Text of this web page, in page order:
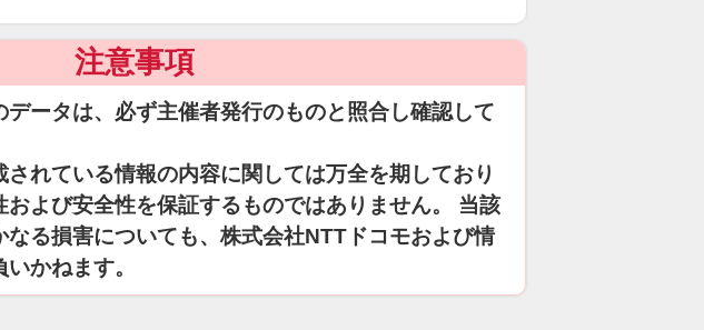
注意事項
ータは、必ず主催者発行のものと照合し確認して
れている情報の内容に関しては万全を期しており
および安全性を保証するものではありません。 当該
る損害についても、株式会社NTTドコモおよび情
かねます。